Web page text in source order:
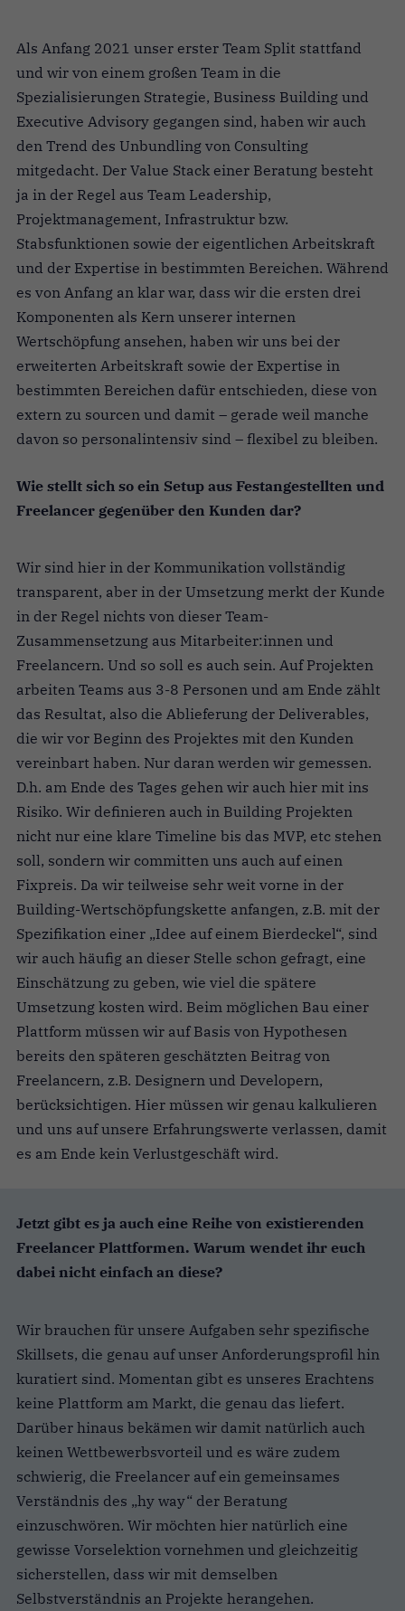
Als Anfang 2021 unser erster Team Split stattfand
und wir von einem großen Team in die
Spezialisierungen Strategie, Business Building und
Executive Advisory gegangen sind, haben wir auch
den Trend des Unbundling von Consulting
mitgedacht. Der Value Stack einer Beratung besteht
ja in der Regel aus Team Leadership,
Projektmanagement, Infrastruktur bzw.
Stabsfunktionen sowie der eigentlichen Arbeitskraft
und der Expertise in bestimmten Bereichen. Während
es von Anfang an klar war, dass wir die ersten drei
Komponenten als Kern unserer internen
Wertschöpfung ansehen, haben wir uns bei der
erweiterten Arbeitskraft sowie der Expertise in
bestimmten Bereichen dafür entschieden, diese von
extern zu sourcen und damit – gerade weil manche
davon so personalintensiv sind – flexibel zu bleiben.
Wie stellt sich so ein Setup aus Festangestellten und
Freelancer gegenüber den Kunden dar?
Wir sind hier in der Kommunikation vollständig
transparent, aber in der Umsetzung merkt der Kunde
in der Regel nichts von dieser Team-
Zusammensetzung aus Mitarbeiter:innen und
Freelancern. Und so soll es auch sein. Auf Projekten
arbeiten Teams aus 3-8 Personen und am Ende zählt
das Resultat, also die Ablieferung der Deliverables,
die wir vor Beginn des Projektes mit den Kunden
vereinbart haben. Nur daran werden wir gemessen.
D.h. am Ende des Tages gehen wir auch hier mit ins
Risiko. Wir definieren auch in Building Projekten
nicht nur eine klare Timeline bis das MVP, etc stehen
soll, sondern wir committen uns auch auf einen
Fixpreis. Da wir teilweise sehr weit vorne in der
Building-Wertschöpfungskette anfangen, z.B. mit der
Spezifikation einer „Idee auf einem Bierdeckel“, sind
wir auch häufig an dieser Stelle schon gefragt, eine
Einschätzung zu geben, wie viel die spätere
Umsetzung kosten wird. Beim möglichen Bau einer
Plattform müssen wir auf Basis von Hypothesen
bereits den späteren geschätzten Beitrag von
Freelancern, z.B. Designern und Developern,
berücksichtigen. Hier müssen wir genau kalkulieren
und uns auf unsere Erfahrungswerte verlassen, damit
es am Ende kein Verlustgeschäft wird.
Jetzt gibt es ja auch eine Reihe von existierenden
Freelancer Plattformen. Warum wendet ihr euch
dabei nicht einfach an diese?
Wir brauchen für unsere Aufgaben sehr spezifische
Skillsets, die genau auf unser Anforderungsprofil hin
kuratiert sind. Momentan gibt es unseres Erachtens
keine Plattform am Markt, die genau das liefert.
Darüber hinaus bekämen wir damit natürlich auch
keinen Wettbewerbsvorteil und es wäre zudem
schwierig, die Freelancer auf ein gemeinsames
Verständnis des „hy way“ der Beratung
einzuschwören. Wir möchten hier natürlich eine
gewisse Vorselektion vornehmen und gleichzeitig
sicherstellen, dass wir mit demselben
Selbstverständnis an Projekte herangehen.